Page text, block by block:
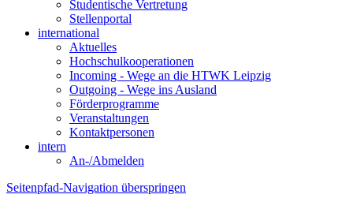
Studentische Vertretung
Stellenportal
international
Aktuelles
Hochschulkooperationen
Incoming - Wege an die HTWK Leipzig
Outgoing - Wege ins Ausland
Förderprogramme
Veranstaltungen
Kontaktpersonen
intern
An-/Abmelden
Seitenpfad-Navigation überspringen